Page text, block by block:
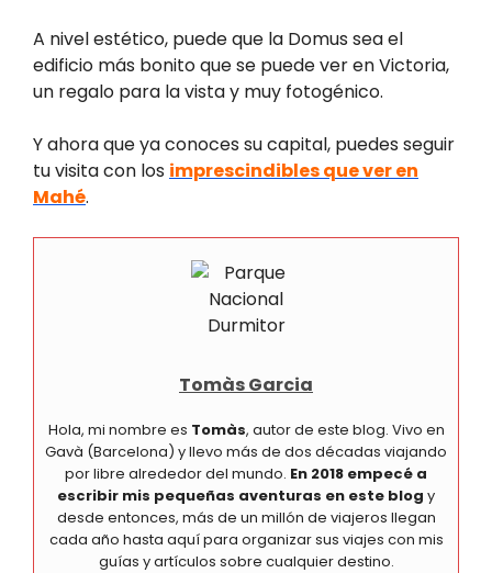
A nivel estético, puede que la Domus sea el
edificio más bonito que se puede ver en Victoria,
un regalo para la vista y muy fotogénico.
Y ahora que ya conoces su capital, puedes seguir
tu visita con los imprescindibles que ver en
Mahé.
Tomàs Garcia
Hola, mi nombre es Tomàs, autor de este blog. Vivo en
Gavà (Barcelona) y llevo más de dos décadas viajando
por libre alrededor del mundo. En 2018 empecé a
escribir mis pequeñas aventuras en este blog y
desde entonces, más de un millón de viajeros llegan
cada año hasta aquí para organizar sus viajes con mis
guías y artículos sobre cualquier destino.